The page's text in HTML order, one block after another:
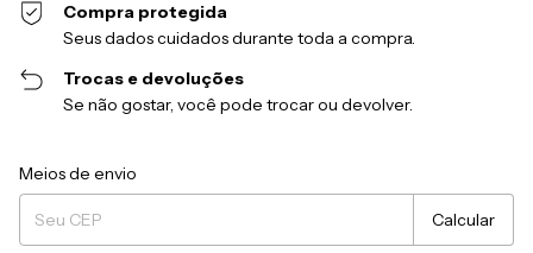
Compra protegida
Seus dados cuidados durante toda a compra.
Trocas e devoluções
Se não gostar, você pode trocar ou devolver.
Entregas para o CEP:
Meios de envio
Calcular